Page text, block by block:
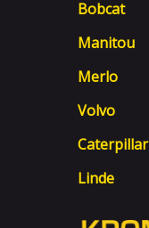
Bobcat
Manitou
Merlo
Volvo
Caterpillar
Linde